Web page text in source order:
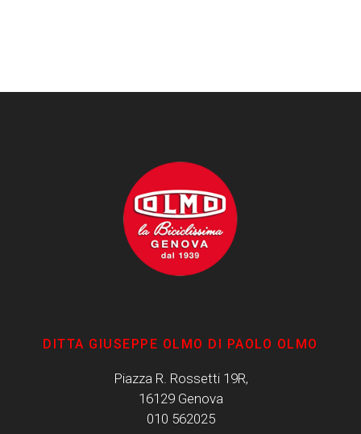
DITTA GIUSEPPE OLMO DI PAOLO OLMO
Piazza R. Rossetti 19R,
16129 Genova
010 562025